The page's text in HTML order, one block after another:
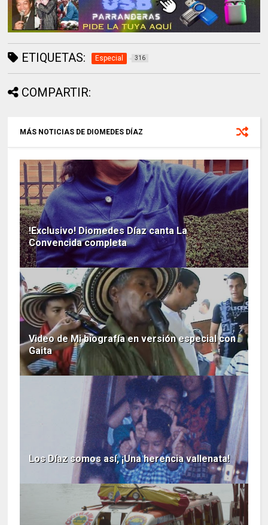
ETIQUETAS: Especial 316
COMPARTIR:
MÁS NOTICIAS DE DIOMEDES DÍAZ
!Exclusivo! Diomedes Díaz canta La
Convencida completa
Video de Mi biografía en versión especial con
Gaita
Los Díaz somos así, ¡Una herencia vallenata!